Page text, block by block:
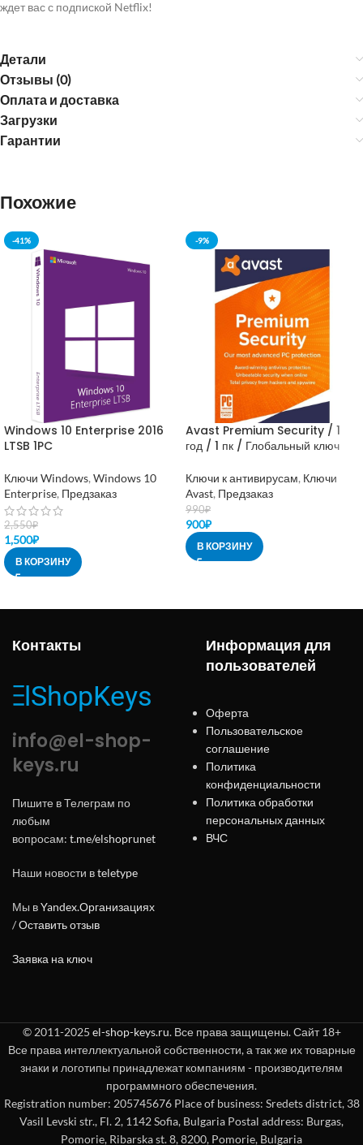
ждет вас с подпиской Netflix!
Детали
Отзывы (0)
Оплата и доставка
Загрузки
Гарантии
Похожие
-41%
Windows 10 Enterprise 2016
LTSB 1PC
Ключи Windows, Windows 10
Enterprise, Предзаказ
2,550₽
1,500₽
В КОРЗИНУ
-9%
Avast Premium Security / 1
год / 1 пк / Глобальный ключ
Ключи к антивирусам, Ключи
Avast, Предзаказ
990₽
900₽
В КОРЗИНУ
Контакты
info@el-shop-
keys.ru
Пишите в Телеграм по
любым
вопросам: t.me/elshoprunet
Наши новости вteletype
Мы вYandex.Организациях
/Оставить отзыв
Заявка на ключ
Информация для
пользователей
Оферта
Пользовательское
соглашение
Политика
конфиденциальности
Политика обработки
персональных данных
ВЧС
© 2011-2025 el-shop-keys.ru. Все права защищены. Сайт 18+
Все права интеллектуальной собственности, а так же их товарные
знаки и логотипы принадлежат компаниям - производителям
программного обеспечения.
Registration number: 205745676 Place of business: Sredets district, 38
Vasil Levski str., Fl. 2, 1142 Sofia, Bulgaria Postal address: Burgas,
Pomorie, Ribarska st. 8, 8200, Pomorie, Bulgaria